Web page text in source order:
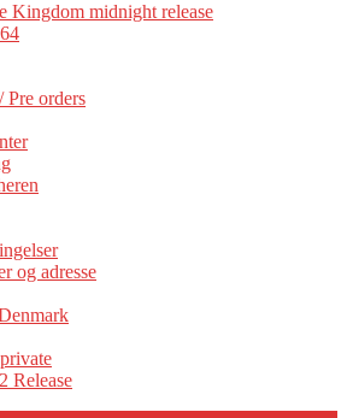
Kingdom midnight release
Pre orders
og adresse
Release